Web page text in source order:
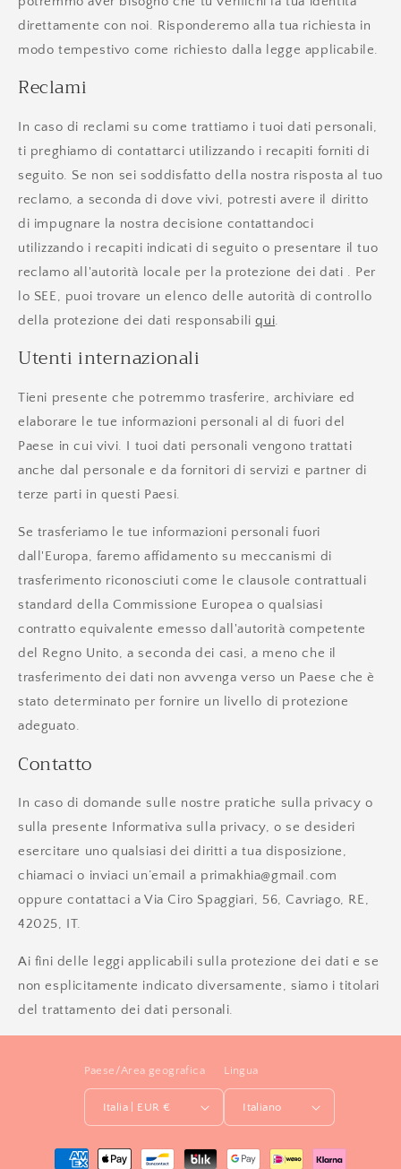
direttamente con noi. Risponderemo alla tua richiesta in
modo tempestivo come richiesto dalla legge applicabile.
Reclami
In caso di reclami su come trattiamo i tuoi dati personali,
ti preghiamo di contattarci utilizzando i recapiti forniti di
seguito. Se non sei soddisfatto della nostra risposta al tuo
reclamo, a seconda di dove vivi, potresti avere il diritto
di impugnare la nostra decisione contattandoci
utilizzando i recapiti indicati di seguito o presentare il tuo
reclamo all'autorità locale per la protezione dei dati . Per
lo SEE, puoi trovare un elenco delle autorità di controllo
della protezione dei dati responsabiliqui.
Utenti internazionali
Tieni presente che potremmo trasferire, archiviare ed
elaborare le tue informazioni personali al di fuori del
Paese in cui vivi. I tuoi dati personali vengono trattati
anche dal personale e da fornitori di servizi e partner di
terze parti in questi Paesi.
Se trasferiamo le tue informazioni personali fuori
dall'Europa, faremo affidamento su meccanismi di
trasferimento riconosciuti come le clausole contrattuali
standard della Commissione Europea o qualsiasi
contratto equivalente emesso dall'autorità competente
del Regno Unito, a seconda dei casi, a meno che il
trasferimento dei dati non avvenga verso un Paese che è
stato determinato per fornire un livello di protezione
adeguato.
Contatto
In caso di domande sulle nostre pratiche sulla privacy o
sulla presente Informativa sulla privacy, o se desideri
esercitare uno qualsiasi dei diritti a tua disposizione,
chiamaci o inviaci un’email a primakhia@gmail.com
oppure contattaci a Via Ciro Spaggiari, 56, Cavriago, RE,
42025, IT.
Ai fini delle leggi applicabili sulla protezione dei dati e se
non esplicitamente indicato diversamente, siamo i titolari
del trattamento dei dati personali.
Paese/Area geografica
Italia | EUR €
Lingua
Italiano
Metodi